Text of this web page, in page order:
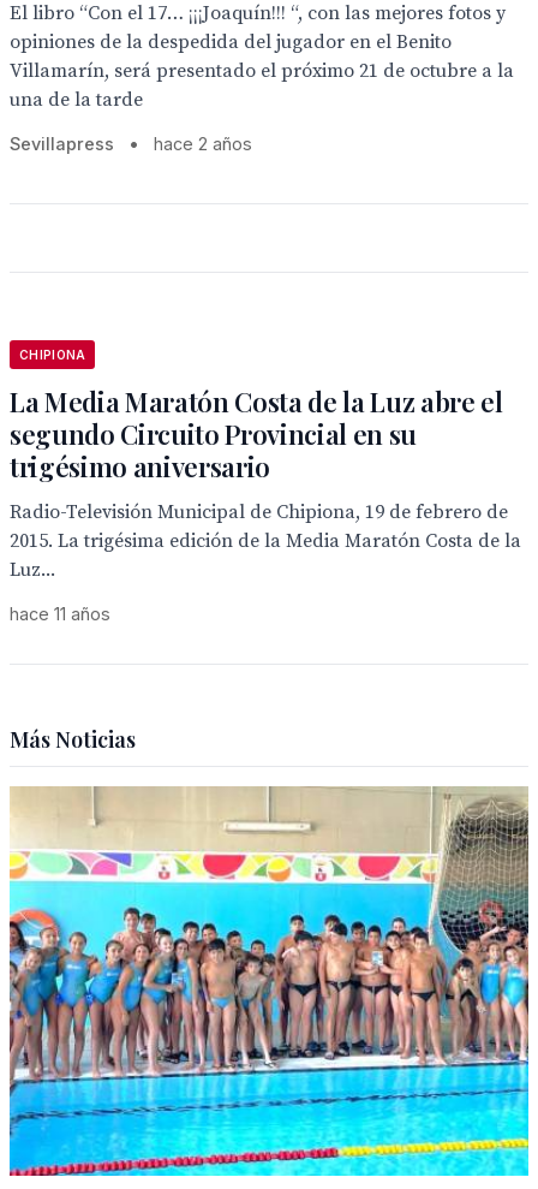
El libro “Con el 17… ¡¡¡Joaquín!!! “, con las mejores fotos y
opiniones de la despedida del jugador en el Benito
Villamarín, será presentado el próximo 21 de octubre a la
una de la tarde
Sevillapress • hace 2 años
CHIPIONA
La Media Maratón Costa de la Luz abre el
segundo Circuito Provincial en su
trigésimo aniversario
Radio-Televisión Municipal de Chipiona, 19 de febrero de
2015. La trigésima edición de la Media Maratón Costa de la
Luz...
hace 11 años
Más Noticias